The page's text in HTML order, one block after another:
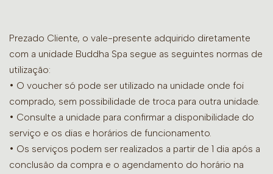
Prezado Cliente, o vale-presente adquirido diretamente
com a unidade Buddha Spa segue as seguintes normas de
utilização:
• O voucher só pode ser utilizado na unidade onde foi
comprado, sem possibilidade de troca para outra unidade.
• Consulte a unidade para confirmar a disponibilidade do
serviço e os dias e horários de funcionamento.
• Os serviços podem ser realizados a partir de 1 dia após a
conclusão da compra e o agendamento do horário na